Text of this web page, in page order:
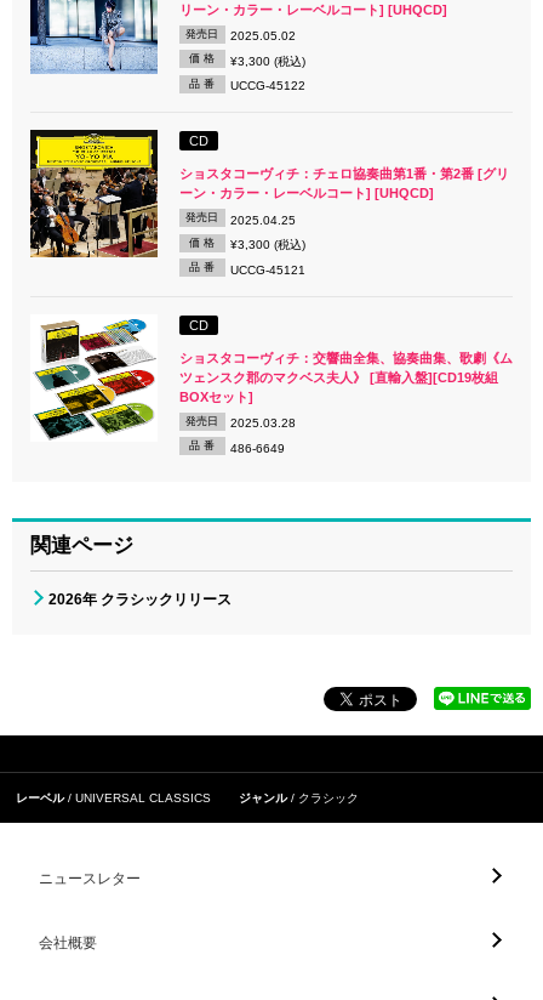
リーン・カラー・レーベルコート] [UHQCD]
発売日 2025.05.02
価 格 ¥3,300 (税込)
品 番 UCCG-45122
CD
ショスタコーヴィチ：チェロ協奏曲第1番・第2番 [グリ
ーン・カラー・レーベルコート] [UHQCD]
発売日 2025.04.25
価 格 ¥3,300 (税込)
品 番 UCCG-45121
CD
ショスタコーヴィチ：交響曲全集、協奏曲集、歌劇《ム
ツェンスク郡のマクベス夫人》 [直輸入盤][CD19枚組
BOXセット]
発売日 2025.03.28
品 番 486-6649
関連ページ
2026年 クラシックリリース
レーベル UNIVERSAL CLASSICS ジャンル クラシック
ニュースレター
会社概要